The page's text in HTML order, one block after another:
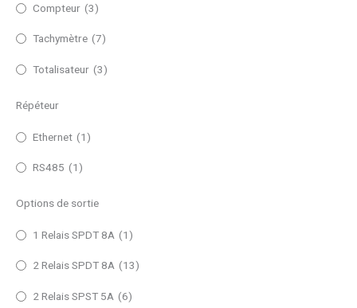
Compteur (3)
Tachymètre (7)
Totalisateur (3)
Répéteur
Ethernet (1)
RS485 (1)
Options de sortie
1 Relais SPDT 8A (1)
2 Relais SPDT 8A (13)
2 Relais SPST 5A (6)